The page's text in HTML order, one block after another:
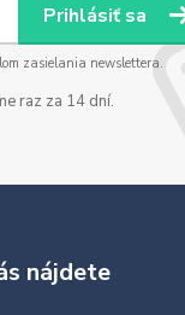
Prihlásiť sa
zasielania newslettera.
raz za 14 dní.
nájdete